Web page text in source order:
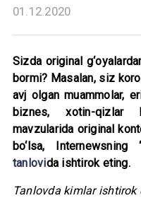
01.12.2020
Sizda original
bormi? Masalan, siz
avj olgan muammolar,
biznes, xotin-qizlar
mavzularida original
bo‘lsa,
tanlovida ishtirok eting.
Tanlovda kimlar